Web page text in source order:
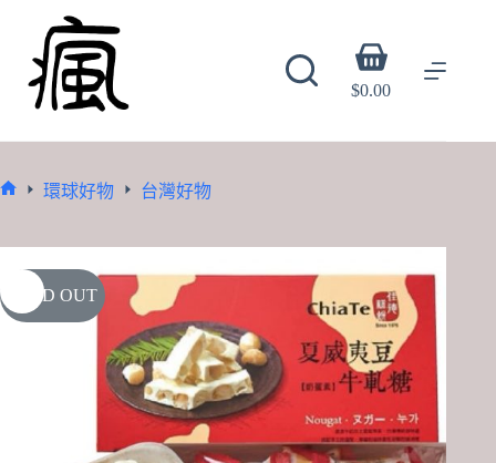
content
Shopping
cart
$0.00
環球好物 台灣好物
SOLD OUT